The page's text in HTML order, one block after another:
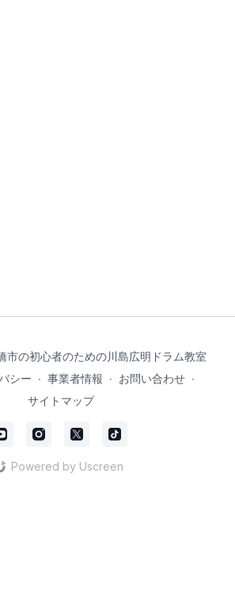
の初心者のための川島広明ドラム教室
シー ∙ 事業者情報 ∙ お問い合わせ ∙
サイトマップ
Powered by Uscreen